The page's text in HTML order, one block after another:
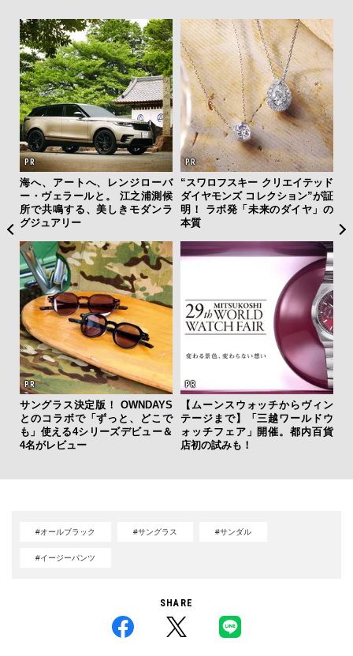
海へ、アートへ、レンジローバ
ー・ヴェラールと。 江之浦測候
所で共鳴する、美しきモダンラ
グジュアリー
“スワロフスキー クリエイテッド
ダイヤモンズ コレクション”が証
明！ ラボ発「未来のダイヤ」の
本質
サングラス決定版！ OWNDAYS
とのコラボで「ずっと、どこで
も」使える4シリーズデビュー＆
4名がレビュー
【ムーンスウォッチからヴィン
テージまで】「三越ワールドウ
ォッチフェア」開催。都内百貨
店初の試みも！
#オールブラック #サングラス #サンダル
#イージーパンツ
SHARE